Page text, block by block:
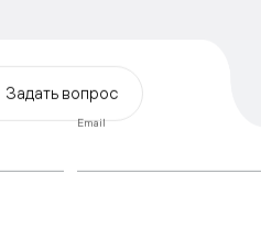
Задать вопрос
Email